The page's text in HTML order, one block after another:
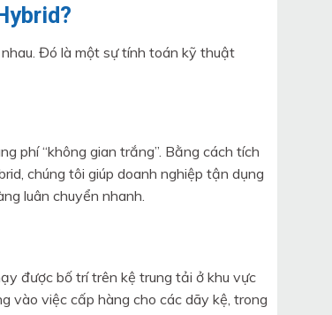
Đó là một sự tính toán kỹ thuật
phí “không gian trắng”. Bằng cách tích
chúng tôi giúp doanh nghiệp tận dụng
luân chuyển nhanh.
được bố trí trên kệ trung tải ở khu vực
vào việc cấp hàng cho các dãy kệ, trong